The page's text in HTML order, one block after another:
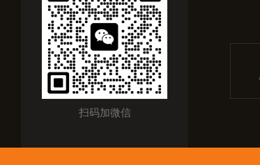
扫码加微信